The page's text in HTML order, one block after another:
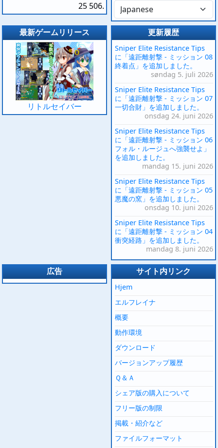
25 506.
最新ゲームリリース
リトルセイバー
更新履歴
Sniper Elite Resistance Tips
に「遠距離射撃 - ミッション 08
終着点」を追加しました。
søndag 5. juli 2026
Sniper Elite Resistance Tips
に「遠距離射撃 - ミッション 07
一切合財」を追加しました。
onsdag 24. juni 2026
Sniper Elite Resistance Tips
に「遠距離射撃 - ミッション 06
フォル・ルージュへ強襲せよ」
を追加しました。
mandag 15. juni 2026
Sniper Elite Resistance Tips
に「遠距離射撃 - ミッション 05
悪魔の窯」を追加しました。
onsdag 10. juni 2026
Sniper Elite Resistance Tips
に「遠距離射撃 - ミッション 04
衝突経路」を追加しました。
mandag 8. juni 2026
広告 サイト内リンク
Hjem
エルフレイナ
概要
動作環境
ダウンロード
バージョンアップ履歴
Ｑ＆Ａ
シェア版の購入について
フリー版の制限
掲載・紹介など
ファイルフォーマット